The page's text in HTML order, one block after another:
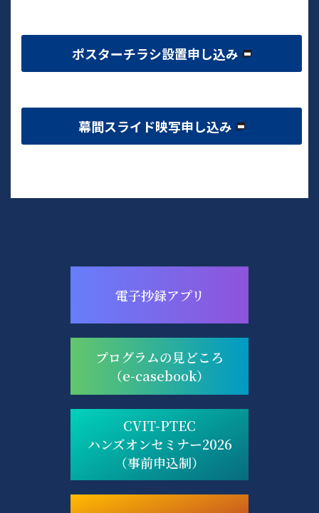
ポスターチラシ設置申し込み
幕間スライド映写申し込み
電子抄録アプリ
プログラムの見どころ
（e-casebook）
CVIT-PTEC
ハンズオンセミナー2026
（事前申込制）